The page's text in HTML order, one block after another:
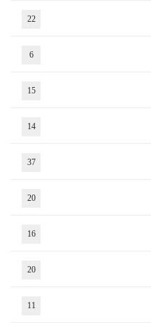
22
6
15
14
37
20
16
20
11